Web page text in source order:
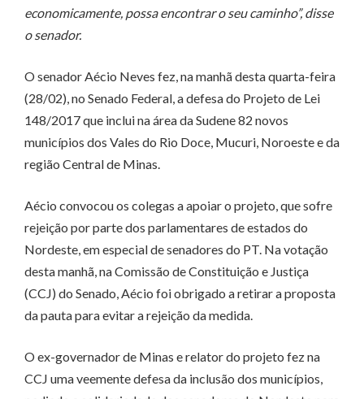
economicamente, possa encontrar o seu caminho”, disse
o senador.
O senador Aécio Neves fez, na manhã desta quarta-feira
(28/02), no Senado Federal, a defesa do Projeto de Lei
148/2017 que inclui na área da Sudene 82 novos
municípios dos Vales do Rio Doce, Mucuri, Noroeste e da
região Central de Minas.
Aécio convocou os colegas a apoiar o projeto, que sofre
rejeição por parte dos parlamentares de estados do
Nordeste, em especial de senadores do PT. Na votação
desta manhã, na Comissão de Constituição e Justiça
(CCJ) do Senado, Aécio foi obrigado a retirar a proposta
da pauta para evitar a rejeição da medida.
O ex-governador de Minas e relator do projeto fez na
CCJ uma veemente defesa da inclusão dos municípios,